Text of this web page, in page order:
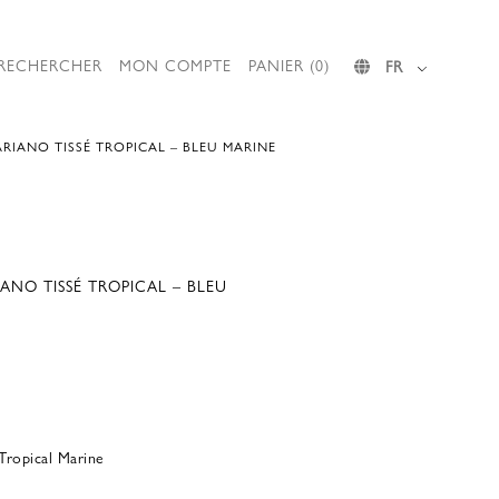
MON COMPTE PANIER (0) FR
TISSÉ TROPICAL – BLEU MARINE
TISSÉ TROPICAL – BLEU
Marine